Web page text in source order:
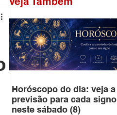
Horóscopo do dia: veja a
previsão para cada signo
neste sábado (8)